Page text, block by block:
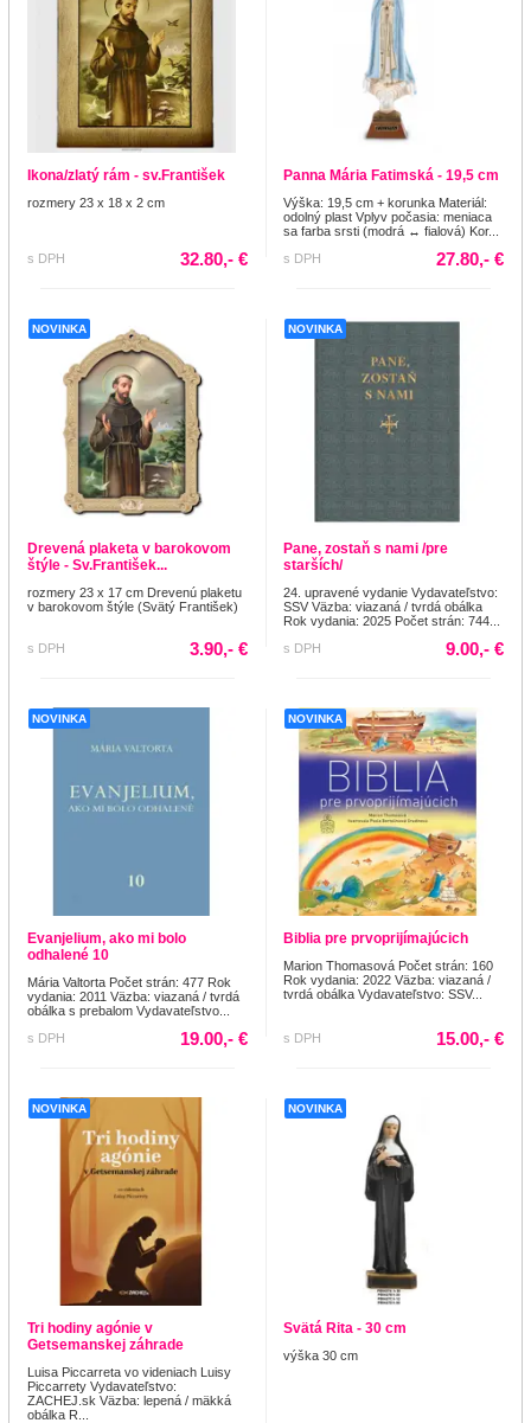
Ikona/zlatý rám - sv.František
rozmery 23 x 18 x 2 cm
s DPH 32.80,- €
Panna Mária Fatimská - 19,5 cm
Výška: 19,5 cm + korunka Materiál:
odolný plast Vplyv počasia: meniaca
sa farba srsti (modrá ↔ fialová) Kor...
s DPH
27.80,- €
NOVINKA
Drevená plaketa v barokovom
štýle - Sv.František...
rozmery 23 x 17 cm Drevenú plaketu
v barokovom štýle (Svätý František)
s DPH 3.90,- €
NOVINKA
Pane, zostaň s nami /pre
starších/
24. upravené vydanie Vydavateľstvo:
SSV Väzba: viazaná / tvrdá obálka
Rok vydania: 2025 Počet strán: 744...
s DPH
9.00,- €
NOVINKA
Evanjelium, ako mi bolo
odhalené 10
Mária Valtorta Počet strán: 477 Rok
vydania: 2011 Väzba: viazaná / tvrdá
obálka s prebalom Vydavateľstvo...
s DPH
19.00,- €
NOVINKA
Biblia pre prvoprijímajúcich
Marion Thomasová Počet strán: 160
Rok vydania: 2022 Väzba: viazaná /
tvrdá obálka Vydavateľstvo: SSV...
s DPH 15.00,- €
NOVINKA
Tri hodiny agónie v
Getsemanskej záhrade
Luisa Piccarreta vo videniach Luisy
Piccarrety Vydavateľstvo:
ZACHEJ.sk Väzba: lepená / mäkká
obálka R...
NOVINKA
Svätá Rita - 30 cm
výška 30 cm